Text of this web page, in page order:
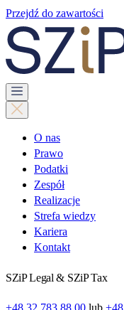
Przejdź do zawartości
O nas
Prawo
Podatki
Zespół
Realizacje
Strefa wiedzy
Kariera
Kontakt
SZiP Legal & SZiP Tax
+48 32 783 88 00 lub